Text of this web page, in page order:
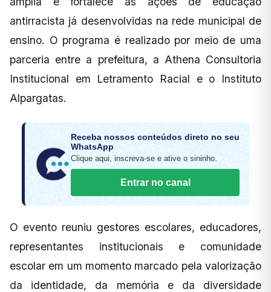
antirracista já desenvolvidas na rede municipal de
ensino. O programa é realizado por meio de uma
parceria entre a prefeitura, a Athena Consultoria
Institucional em Letramento Racial e o Instituto
Alpargatas.
Receba nossos conteúdos direto no seu
WhatsApp
Clique aqui, inscreva-se e ative o sininho.
Entrar no canal
O evento reuniu gestores escolares, educadores,
representantes institucionais e comunidade
escolar em um momento marcado pela valorização
da identidade, da memória e da diversidade